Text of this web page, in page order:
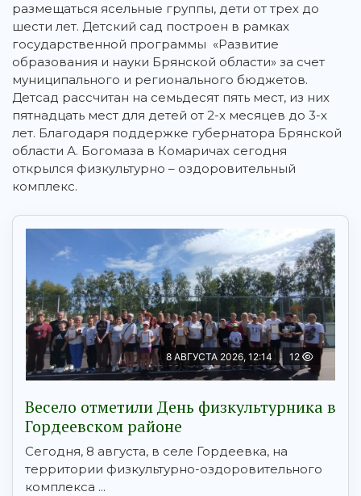
размещаться ясельные группы, дети от трех до
шести лет. Детский сад построен в рамках
государственной программы «Развитие
образования и науки Брянской области» за счет
муниципального и регионального бюджетов.
Детсад рассчитан на семьдесят пять мест, из них
пятнадцать мест для детей от 2-х месяцев до 3-х
лет. Благодаря поддержке губернатора Брянской
области А. Богомаза в Комаричах сегодня
открылся физкультурно – оздоровительный
комплекс.
8 АВГУСТА 2026, 12:14 12
Весело отметили День физкультурника в
Гордеевском районе
Сегодня, 8 августа, в селе Гордеевка, на
территории физкультурно-оздоровительного
комплекса ...